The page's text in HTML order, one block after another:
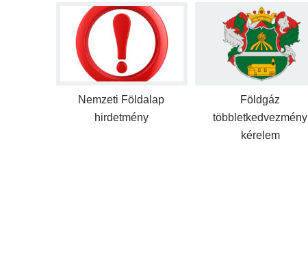
Nemzeti Földalap
hirdetmény
Földgáz
többletkedvezmény
kérelem